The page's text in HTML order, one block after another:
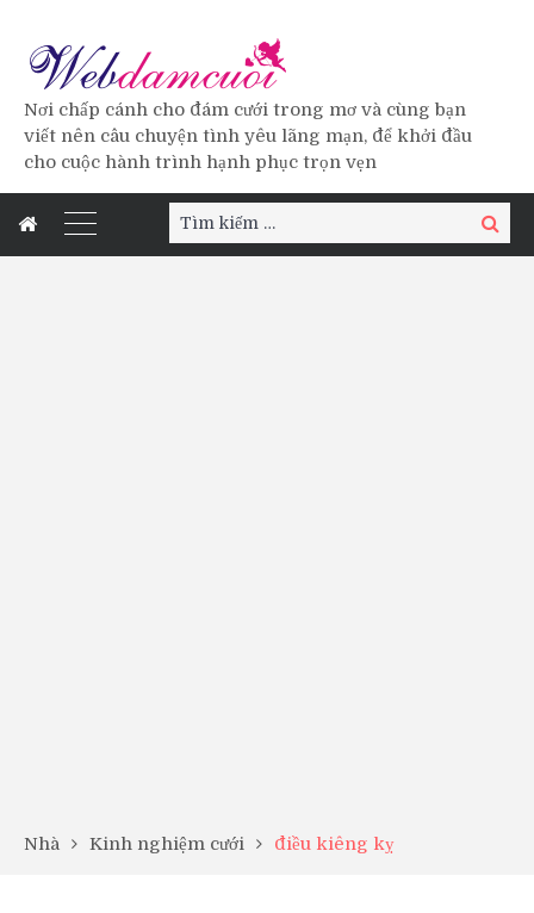
Nơi chấp cánh cho đám cưới trong mơ và cùng bạn
viết nên câu chuyện tình yêu lãng mạn, để khởi đầu
cho cuộc hành trình hạnh phục trọn vẹn
Tìm
kiếm:
Tìm
kiếm
Nhà Kinh nghiệm cưới điều kiêng kỵ